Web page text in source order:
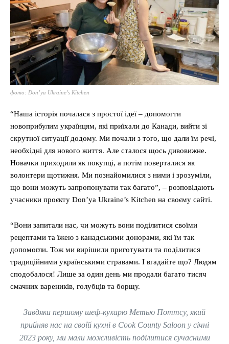
фото: Don’ya Ukraine’s Kitchen
“Наша історія почалася з простої ідеї – допомогти
новоприбулим українцям, які приїхали до Канади, вийти зі
скрутної ситуації додому. Ми почали з того, що дали їм речі,
необхідні для нового життя. Але сталося щось дивовижне.
Новачки приходили як покупці, а потім поверталися як
волонтери щотижня. Ми познайомилися з ними і зрозуміли,
що вони можуть запропонувати так багато”, – розповідають
учасники проєкту Don’ya Ukraine’s Kitchen на своєму сайті.
“Вони запитали нас, чи можуть вони поділитися своїми
рецептами та їжею з канадськими донорами, які їм так
допомогли. Тож ми вирішили приготувати та поділитися
традиційними українськими стравами. І вгадайте що? Людям
сподобалося! Лише за один день ми продали багато тисяч
смачних вареників, голубців та борщу.
Завдяки першому шеф-кухарю Метью Поттсу, який
прийняв нас на своїй кухні в Cook County Saloon у січні
2023 року, ми мали можливість поділитися сучасними